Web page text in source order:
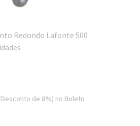
Redondo Lafonte 500
de 8%) no Boleto